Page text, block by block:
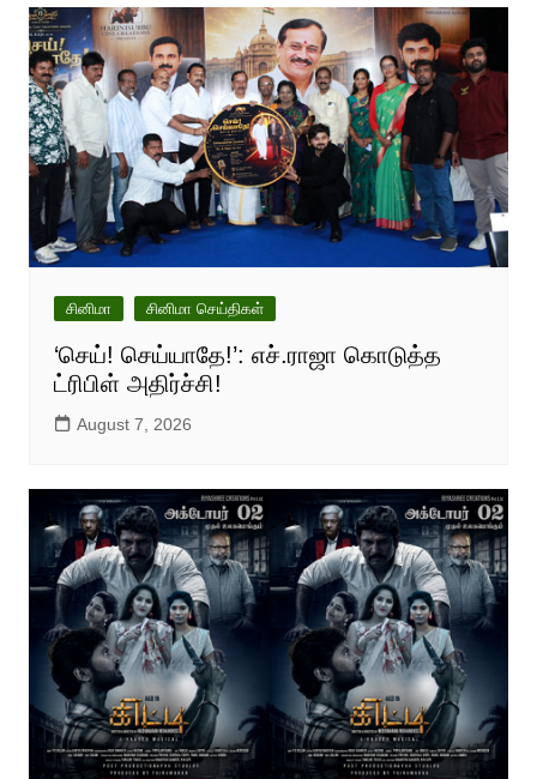
சினிமா சினிமா செய்திகள்
‘செய்! செய்யாதே!’: எச்.ராஜா கொடுத்த
ட்ரிபிள் அதிர்ச்சி!
August 7, 2026